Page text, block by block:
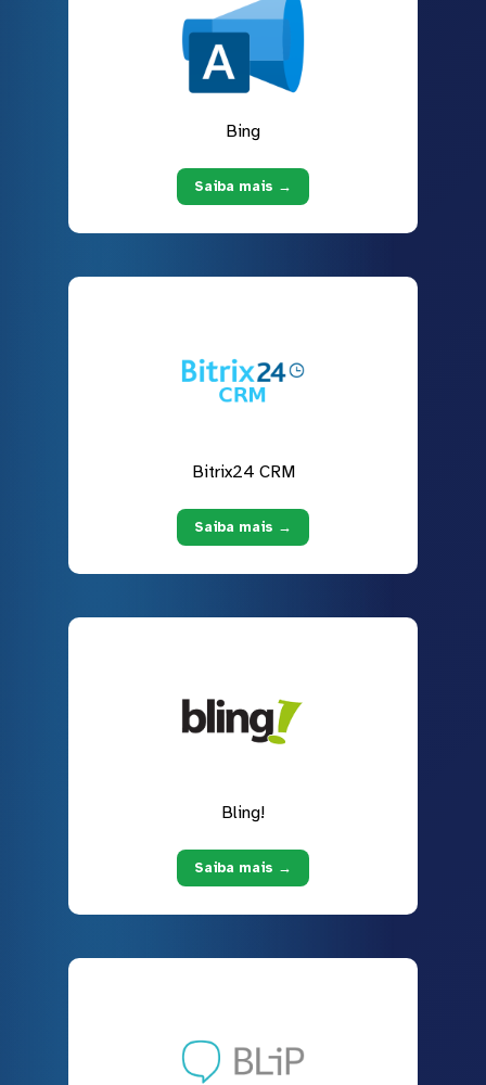
Bing
Saiba mais →
Bitrix24 CRM
Saiba mais →
Bling!
Saiba mais →